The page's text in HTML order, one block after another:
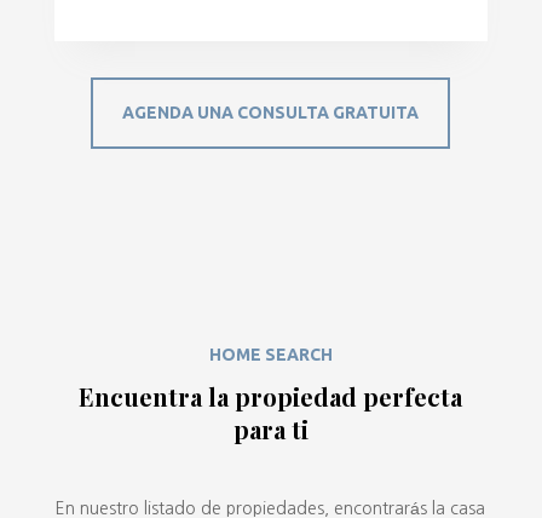
AGENDA UNA CONSULTA GRATUITA
HOME SEARCH
Encuentra la propiedad perfecta
para ti
En nuestro listado de propiedades, encontrarás la casa